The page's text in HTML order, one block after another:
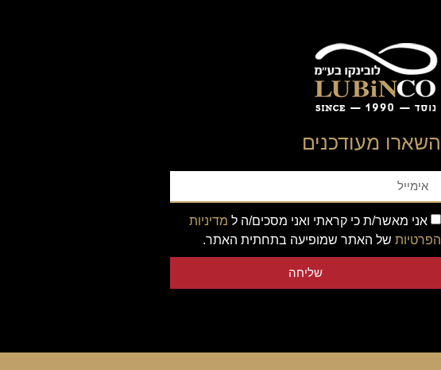
השארו מעודכנים
אני מאשר/ת כי קראתי ואני מסכים/ה ל מדיניות
הפרטיותשל האתר שמופיעה בתחתית האתר.
שליחה